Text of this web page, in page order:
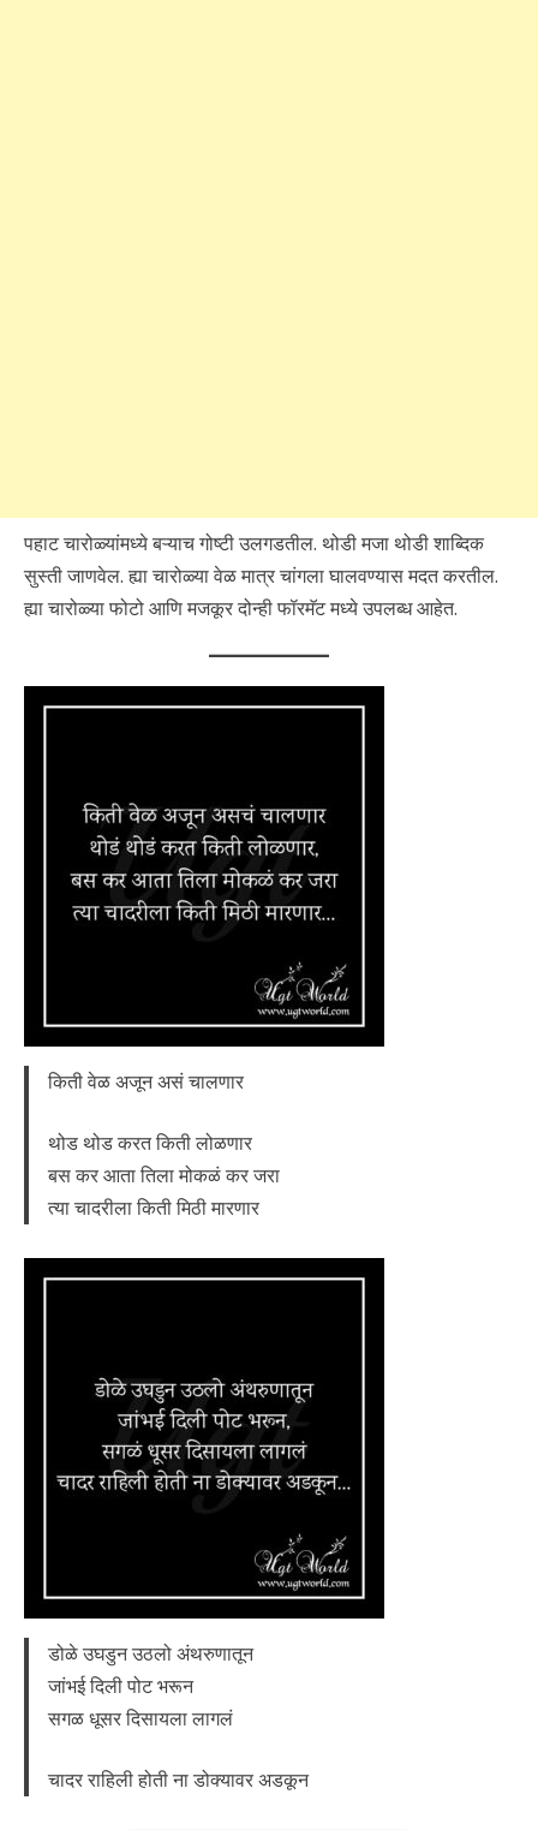
पहाट चारोळ्यांमध्ये बऱ्याच गोष्टी उलगडतील. थोडी मजा थोडी शाब्दिक
सुस्ती जाणवेल. ह्या चारोळ्या वेळ मात्र चांगला घालवण्यास मदत करतील.
ह्या चारोळ्या फोटो आणि मजकूर दोन्ही फॉरमॅट मध्ये उपलब्ध आहेत.
किती वेळ अजून असं चालणार
थोड थोड करत किती लोळणार
बस कर आता तिला मोकळं कर जरा
त्या चादरीला किती मिठी मारणार
डोळे उघडुन उठलो अंथरुणातून
जांभई दिली पोट भरून
सगळ धूसर दिसायला लागलं
चादर राहिली होती ना डोक्यावर अडकून